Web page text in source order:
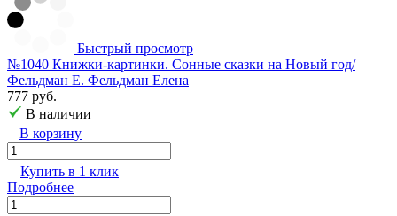
Быстрый просмотр
№1040 Книжки-картинки. Сонные сказки на Новый год/
Фельдман Е. Фельдман Елена
777 руб.
В наличии
В корзину
Купить в 1 клик
Подробнее